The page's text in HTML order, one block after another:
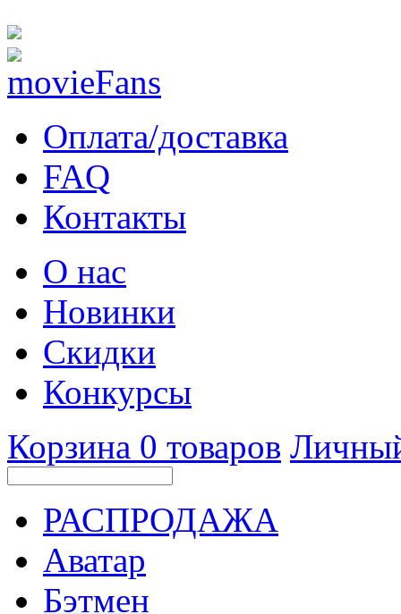
Оплата/доставка
FAQ
Контакты
О нас
Новинки
Скидки
Конкурсы
Корзина 0 товаров
РАСПРОДАЖА
Аватар
Бэтмен